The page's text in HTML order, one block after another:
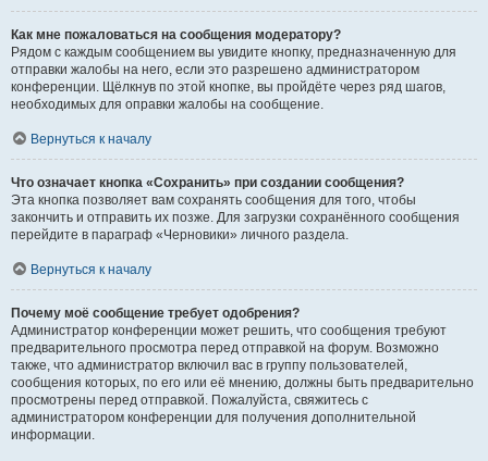
Как мне пожаловаться на сообщения модератору?
Рядом с каждым сообщением вы увидите кнопку, предназначенную для
отправки жалобы на него, если это разрешено администратором
конференции. Щёлкнув по этой кнопке, вы пройдёте через ряд шагов,
необходимых для оправки жалобы на сообщение.
Вернуться к началу
Что означает кнопка «Сохранить» при создании сообщения?
Эта кнопка позволяет вам сохранять сообщения для того, чтобы
закончить и отправить их позже. Для загрузки сохранённого сообщения
перейдите в параграф «Черновики» личного раздела.
Вернуться к началу
Почему моё сообщение требует одобрения?
Администратор конференции может решить, что сообщения требуют
предварительного просмотра перед отправкой на форум. Возможно
также, что администратор включил вас в группу пользователей,
сообщения которых, по его или её мнению, должны быть предварительно
просмотрены перед отправкой. Пожалуйста, свяжитесь с
администратором конференции для получения дополнительной
информации.